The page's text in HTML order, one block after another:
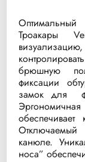
Троакары
брюшную
фиксации
замок для
Эргономичная
канюле.
носа”